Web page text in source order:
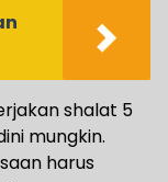
shalat 5
mungkin.
harus